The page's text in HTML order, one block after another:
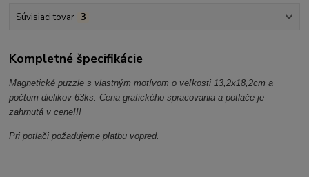
Súvisiaci tovar 3
Kompletné špecifikácie
Magnetické puzzle s vlastným motívom o veľkosti 13,2x18,2cm a
počtom dielikov 63ks. Cena grafického spracovania a potlače je
zahrnutá v cene!!!
Pri potlači požadujeme platbu vopred.